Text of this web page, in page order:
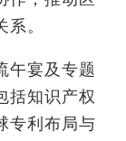
。
午宴及专题
括知识产权
专利布局与